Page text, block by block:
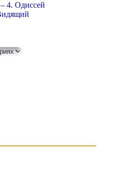
4. Одиссей